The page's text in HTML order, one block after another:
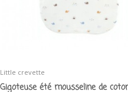
Little crevette